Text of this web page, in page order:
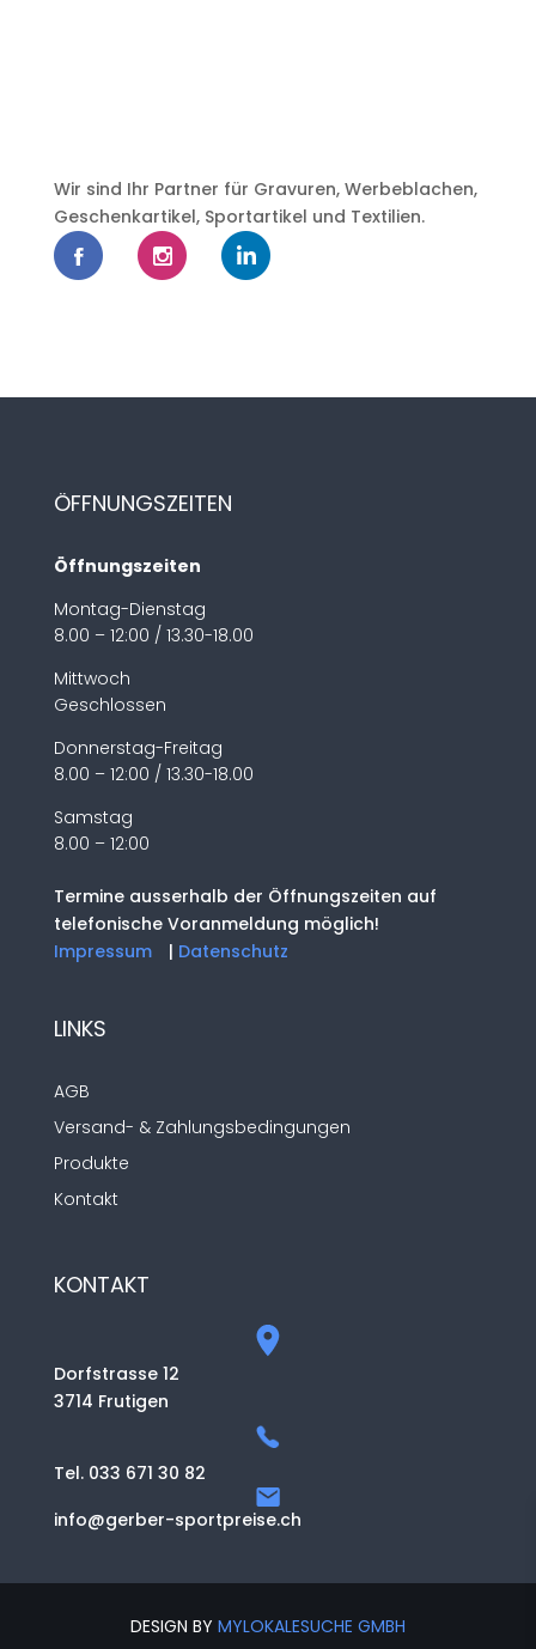
Wir sind Ihr Partner für Gravuren, Werbeblachen,
Geschenkartikel, Sportartikel und Textilien.
ÖFFNUNGSZEITEN
Öffnungszeiten
Montag-Dienstag
8.00 – 12:00 / 13.30-18.00
Mittwoch
Geschlossen
Donnerstag-Freitag
8.00 – 12:00 / 13.30-18.00
Samstag
8.00 – 12:00
Termine ausserhalb der Öffnungszeiten auf
telefonische Voranmeldung möglich!
Impressum
| Datenschutz
LINKS
AGB
Versand- & Zahlungsbedingungen
Produkte
Kontakt
KONTAKT
Dorfstrasse 12
3714 Frutigen
Tel. 033 671 30 82
info@gerber-sportpreise.ch
DESIGN BY MYLOKALESUCHE GMBH